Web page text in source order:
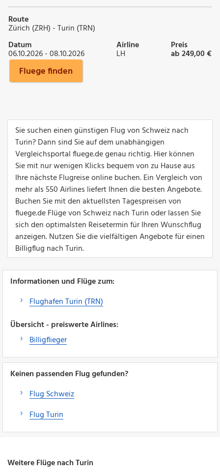
Route
Zürich (ZRH) - Turin (TRN)
Datum
06.10.2026 - 08.10.2026
Airline
LH
Preis
ab 249,00 €
Fluege finden
Sie suchen einen günstigen Flug von Schweiz nach
Turin? Dann sind Sie auf dem unabhängigen
Vergleichsportal fluege.de genau richtig. Hier können
Sie mit nur wenigen Klicks bequem von zu Hause aus
Ihre nächste Flugreise online buchen. Ein Vergleich von
mehr als 550 Airlines liefert Ihnen die besten Angebote.
Buchen Sie mit den aktuellsten Tagespreisen von
fluege.de Flüge von Schweiz nach Turin oder lassen Sie
sich den optimalsten Reisetermin für Ihren Wunschflug
anzeigen. Nutzen Sie die vielfältigen Angebote für einen
Billigflug nach Turin.
Informationen und Flüge zum:
Flughafen Turin (TRN)
Übersicht - preiswerte Airlines:
Billigflieger
Keinen passenden Flug gefunden?
Flug Schweiz
Flug Turin
Weitere Flüge nach Turin